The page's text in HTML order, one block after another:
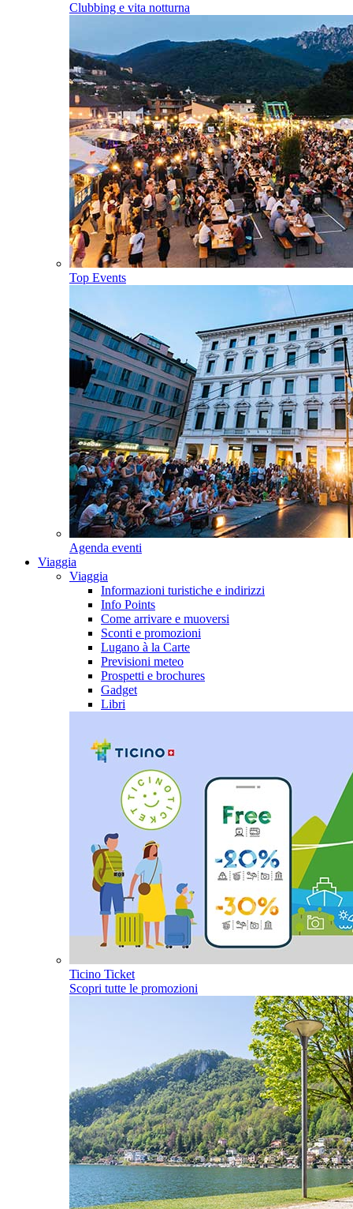
Clubbing e vita notturna
Top Events
Agenda eventi
Viaggia
Viaggia
Informazioni turistiche e indirizzi
Info Points
Come arrivare e muoversi
Sconti e promozioni
Lugano à la Carte
Previsioni meteo
Prospetti e brochures
Gadget
Libri
Ticino Ticket
Scopri tutte le promozioni